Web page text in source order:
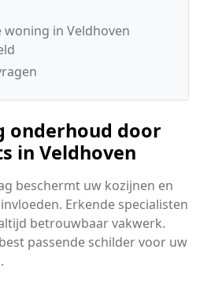
woning in Veldhoven
onderhoud door
in Veldhoven
beschermt uw kozijnen en
Erkende specialisten
betrouwbaar vakwerk.
passende schilder voor uw